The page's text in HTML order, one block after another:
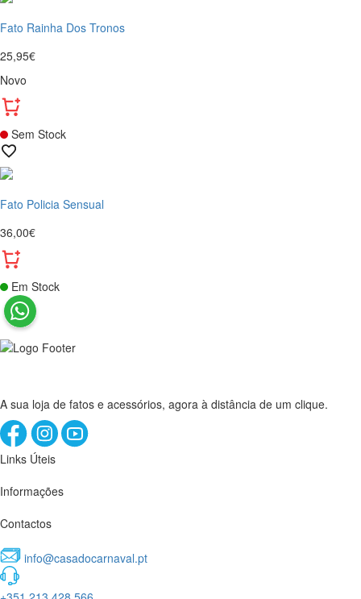
Fato Rainha Dos Tronos
25,95€
Novo
Sem Stock
Fato Policia Sensual
36,00€
Em Stock
A sua loja de fatos e acessórios, agora à distância de um clique.
Links Úteis
Informações
Contactos
info@casadocarnaval.pt